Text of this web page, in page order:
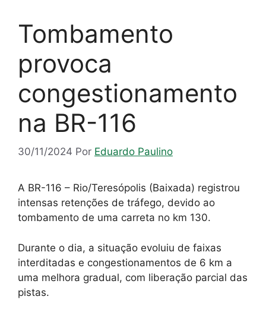
Tombamento
provoca
congestionamento
na BR-116
30/11/2024 Por Eduardo Paulino
A BR-116 – Rio/Teresópolis (Baixada) registrou
intensas retenções de tráfego, devido ao
tombamento de uma carreta no km 130.
Durante o dia, a situação evoluiu de faixas
interditadas e congestionamentos de 6 km a
uma melhora gradual, com liberação parcial das
pistas.